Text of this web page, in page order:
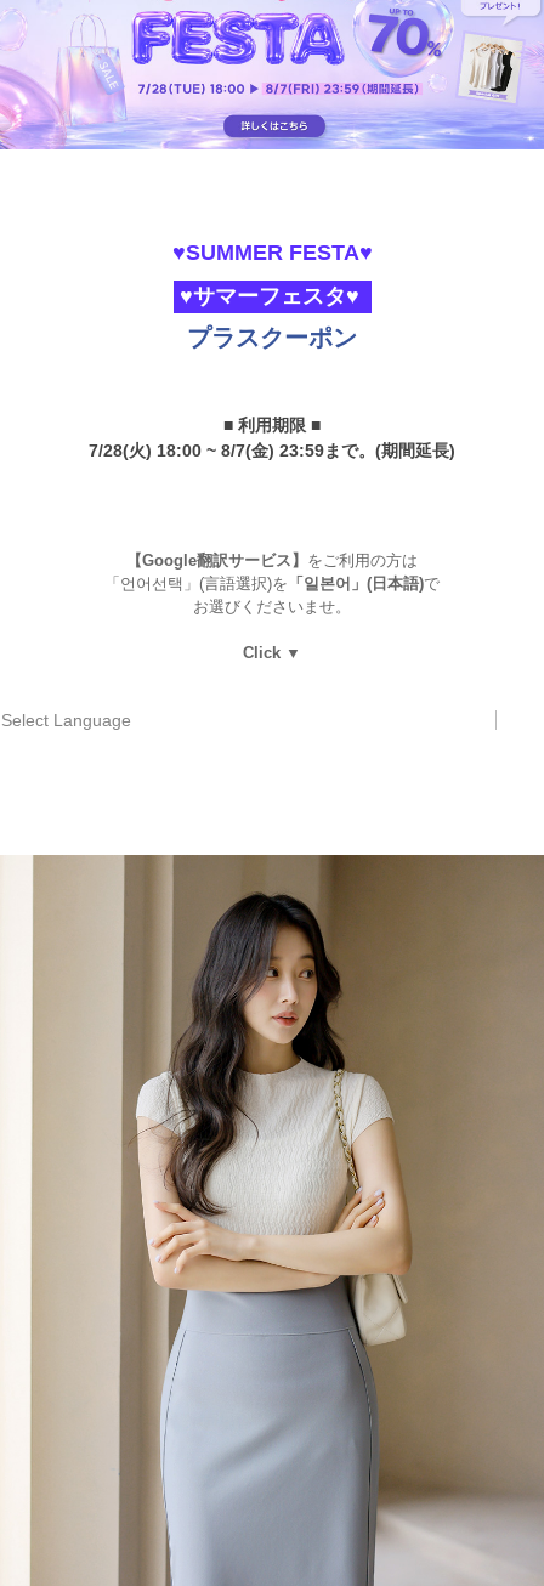
♥SUMMER FESTA♥
♥サマーフェスタ♥
プラスクーポン
■ 利用期限 ■
7/28(火) 18:00 ~ 8/7(金) 23:59まで。(期間延長)
【Google翻訳サービス】 をご利用の方は
「언어선택」(言語選択)を 「일본어」(日本語)で
お選びくださいませ。
Click ▼
Select Language